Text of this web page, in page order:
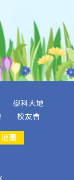
學科天地
校友會
地圖